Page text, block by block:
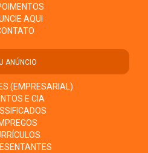
AQUI
ANÚNCIO
(EMPRESARIAL)
E CIA